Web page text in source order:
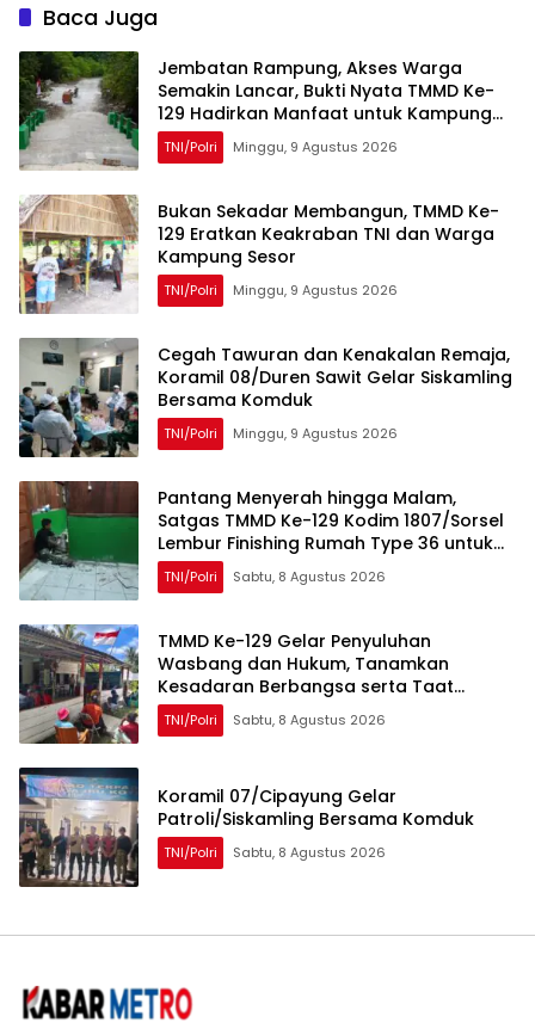
Baca Juga
Jembatan Rampung, Akses Warga
Semakin Lancar, Bukti Nyata TMMD Ke-
129 Hadirkan Manfaat untuk Kampung
Sesor
TNI/Polri Minggu, 9 Agustus 2026
Bukan Sekadar Membangun, TMMD Ke-
129 Eratkan Keakraban TNI dan Warga
Kampung Sesor
TNI/Polri Minggu, 9 Agustus 2026
Cegah Tawuran dan Kenakalan Remaja,
Koramil 08/Duren Sawit Gelar Siskamling
Bersama Komduk
TNI/Polri Minggu, 9 Agustus 2026
Pantang Menyerah hingga Malam,
Satgas TMMD Ke-129 Kodim 1807/Sorsel
Lembur Finishing Rumah Type 36 untuk
Warga Kampung Sesor
TNI/Polri Sabtu, 8 Agustus 2026
TMMD Ke-129 Gelar Penyuluhan
Wasbang dan Hukum, Tanamkan
Kesadaran Berbangsa serta Taat
Aturan di Kampung Sesor
TNI/Polri Sabtu, 8 Agustus 2026
Koramil 07/Cipayung Gelar
Patroli/Siskamling Bersama Komduk
TNI/Polri Sabtu, 8 Agustus 2026